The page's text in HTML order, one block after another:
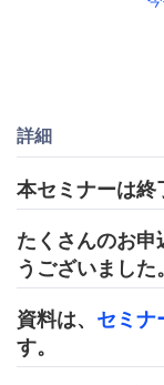
詳細
本セミナーは終
たくさんのお申
うございました。
資料は、 セミナ
す。